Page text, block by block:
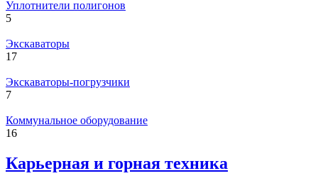
Уплотнители полигонов
5
Экскаваторы
17
Экскаваторы-погрузчики
7
Коммунальное оборудование
16
Карьерная и горная техника